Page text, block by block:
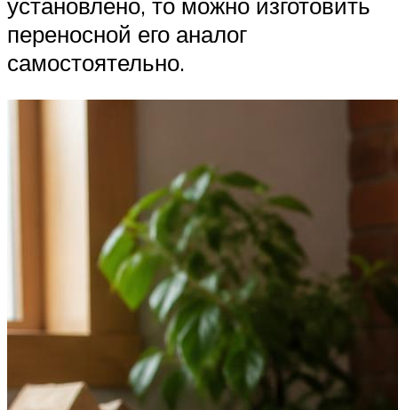
установлено, то можно изготовить
переносной его аналог
самостоятельно.